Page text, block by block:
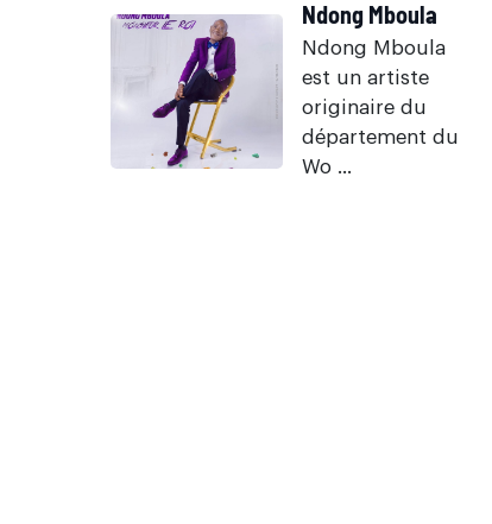
Ndong Mboula
Ndong Mboula
est un artiste
originaire du
département du
Wo ...